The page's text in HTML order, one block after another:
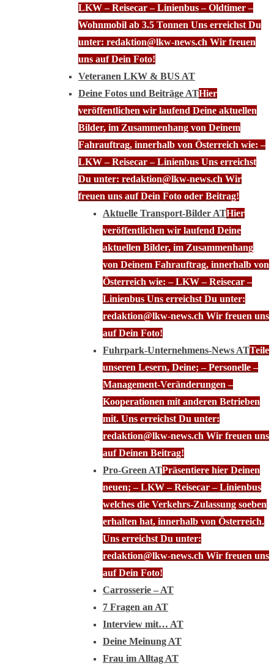
LKW – Reisecar – Linienbus – Oldtimer –
Wohnmobil ab 3.5 Tonnen Uns erreichst Du
unter: redaktion@lkw-news.ch Wir freuen
uns auf Dein Foto!
Veteranen LKW & BUS AT
Deine Fotos und Beiträge ATHier
veröffentlichen wir laufend Deine aktuellen
Bilder, im Zusammenhang von Deinem
Fahrauftrag, innerhalb von Österreich wie: –
LKW – Reisecar – Linienbus Uns erreichst
Du unter: redaktion@lkw-news.ch Wir
freuen uns auf Dein Foto oder Beitrag!
Aktuelle Transport-Bilder ATHier
veröffentlichen wir laufend Deine
aktuellen Bilder, im Zusammenhang
von Deinem Fahrauftrag, innerhalb von
Österreich wie: – LKW – Reisecar –
Linienbus Uns erreichst Du unter:
redaktion@lkw-news.ch Wir freuen uns
auf Dein Foto!
Fuhrpark-Unternehmens-News ATTeile
unseren Lesern, Deine; – Personelle –
Management-Veränderungen –
Kooperationen mit anderen Betrieben
mit. Uns erreichst Du unter:
redaktion@lkw-news.ch Wir freuen uns
auf Deinen Beitrag!
Pro-Green ATPräsentiere hier Deinen
neuen; – LKW – Reisecar – Linienbus
welches die Verkehrs-Zulassung soeben
erhalten hat, innerhalb von Österreich.
Uns erreichst Du unter:
redaktion@lkw-news.ch Wir freuen uns
auf Dein Foto!
Carrosserie – AT
7 Fragen an AT
Interview mit… AT
Deine Meinung AT
Frau im Alltag AT